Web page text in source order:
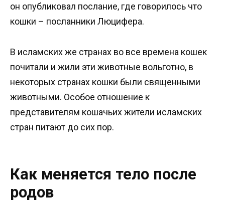
он опубликовал послание, где говорилось что
кошки – посланники Люцифера.
В исламских же странах во все времена кошек
почитали и жили эти животные вольготно, в
некоторых странах кошки были священными
животными. Особое отношение к
представителям кошачьих жители исламских
стран питают до сих пор.
Как меняется тело после
родов